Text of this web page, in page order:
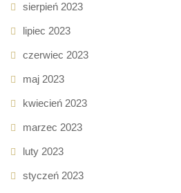
sierpień 2023
lipiec 2023
czerwiec 2023
maj 2023
kwiecień 2023
marzec 2023
luty 2023
styczeń 2023